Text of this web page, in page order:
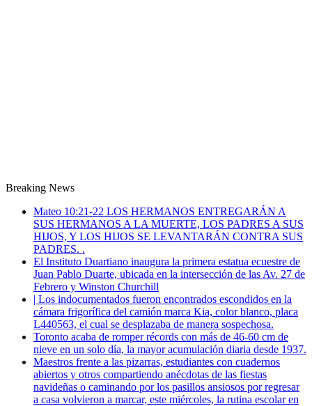
Breaking News
Mateo 10:21-22 LOS HERMANOS ENTREGARÁN A
SUS HERMANOS A LA MUERTE, LOS PADRES A SUS
HIJOS, Y LOS HIJOS SE LEVANTARÁN CONTRA SUS
PADRES. .
El Instituto Duartiano inaugura la primera estatua ecuestre de
Juan Pablo Duarte, ubicada en la intersección de las Av. 27 de
Febrero y Winston Churchill
| Los indocumentados fueron encontrados escondidos en la
cámara frigorífica del camión marca Kia, color blanco, placa
L440563, el cual se desplazaba de manera sospechosa.
Toronto acaba de romper récords con más de 46-60 cm de
nieve en un solo día, la mayor acumulación diaria desde 1937.
Maestros frente a las pizarras, estudiantes con cuadernos
abiertos y otros compartiendo anécdotas de las fiestas
navideñas o caminando por los pasillos ansiosos por regresar
a casa volvieron a marcar, este miércoles, la rutina escolar en